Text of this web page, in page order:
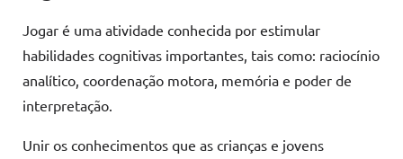
Jogar é uma atividade conhecida por estimular
habilidades cognitivas importantes, tais como: raciocínio
analítico, coordenação motora, memória e poder de
interpretação.
Unir os conhecimentos que as crianças e jovens